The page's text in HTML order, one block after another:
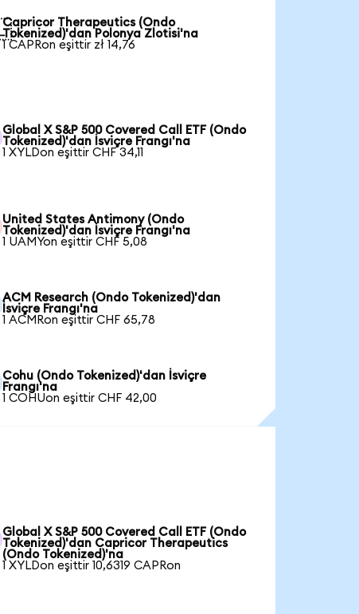
Capricor Therapeutics (Ondo
Tokenized)'dan Polonya Zlotisi'na
1 CAPRon eşittir zł 14,76
Global X S&P 500 Covered Call ETF (Ondo
Tokenized)'dan İsviçre Frangı'na
1 XYLDon eşittir CHF 34,11
United States Antimony (Ondo
Tokenized)'dan İsviçre Frangı'na
1 UAMYon eşittir CHF 5,08
ACM Research (Ondo Tokenized)'dan
İsviçre Frangı'na
1 ACMRon eşittir CHF 65,78
Cohu (Ondo Tokenized)'dan İsviçre
Frangı'na
1 COHUon eşittir CHF 42,00
Global X S&P 500 Covered Call ETF (Ondo
Tokenized)'dan Capricor Therapeutics
(Ondo Tokenized)'na
1 XYLDon eşittir 10,6319 CAPRon